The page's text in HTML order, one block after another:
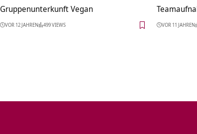
Gruppenunterkunft Vegan
VOR 12 JAHREN 499 VIEWS VOR 11 JAHREN